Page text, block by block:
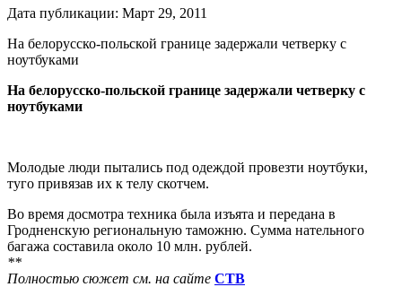
Дата публикации: Март 29, 2011
На белорусско-польской границе задержали четверку с
ноутбуками
На белорусско-польской границе задержали четверку с
ноутбуками
Молодые люди пытались под одеждой провезти ноутбуки,
туго привязав их к телу скотчем.
Во время досмотра техника была изъята и передана в
Гродненскую региональную таможню. Сумма нательного
багажа составила около 10 млн. рублей.
**
Полностью сюжет см. на сайте СТВ